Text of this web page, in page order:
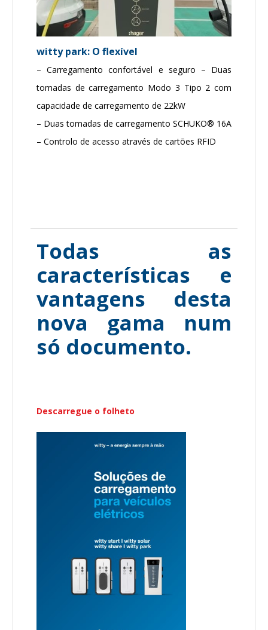
witty park: O flexível
– Carregamento confortável e seguro – Duas
tomadas de carregamento Modo 3 Tipo 2 com
capacidade de carregamento de 22kW
– Duas tomadas de carregamento SCHUKO® 16A
– Controlo de acesso através de cartões RFID
Todas as
características e
vantagens desta
nova gama num
só documento.
Descarregue o folheto